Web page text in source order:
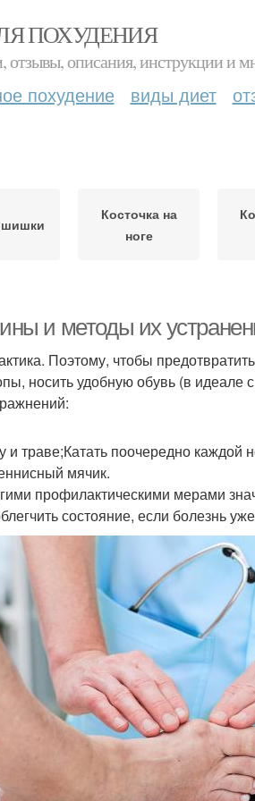
ПОХУДЕНИЯ
отзывы, описания, инструкции и
похудение виды диет
Косточка на
ноге
и методы их
Поэтому, чтобы
носить удобную обувь (в
и траве;Катать поочередно
мячик.
профилактическими мерами
состояние, если болезнь